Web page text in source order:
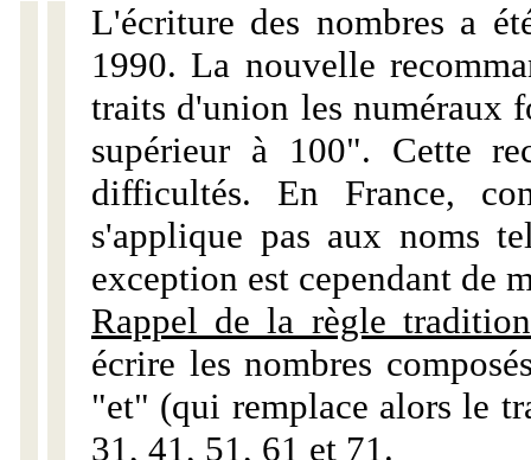
L'écriture des nombres a
1990. La nouvelle
traits d'union les numéraux
supérieur à 100". Cette
difficultés. En France,
s'applique pas aux noms
exception est cependant de
Rappel de la règle
écrire les nombres
"et" (qui remplace alors le
31, 41, 51, 61 et 71.